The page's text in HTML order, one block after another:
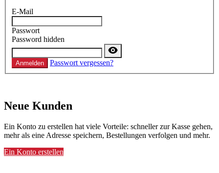
E-Mail
Passwort
Password hidden
Anmelden Passwort vergessen?
Neue Kunden
Ein Konto zu erstellen hat viele Vorteile: schneller zur Kasse gehen,
mehr als eine Adresse speichern, Bestellungen verfolgen und mehr.
Ein Konto erstellen